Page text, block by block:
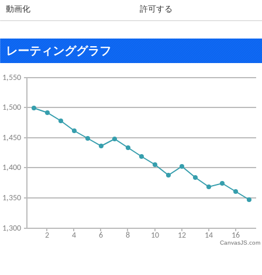
動画化 許可する
レーティンググラフ
CanvasJS.com